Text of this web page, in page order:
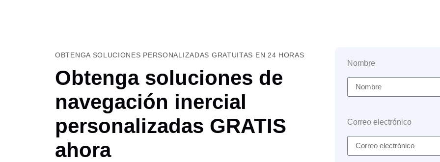
OBTENGA SOLUCIONES PERSONALIZADAS GRATUITAS EN 24 HORAS
Obtenga soluciones de
navegación inercial
personalizadas GRATIS
ahora
Nombre
Correo electrónico